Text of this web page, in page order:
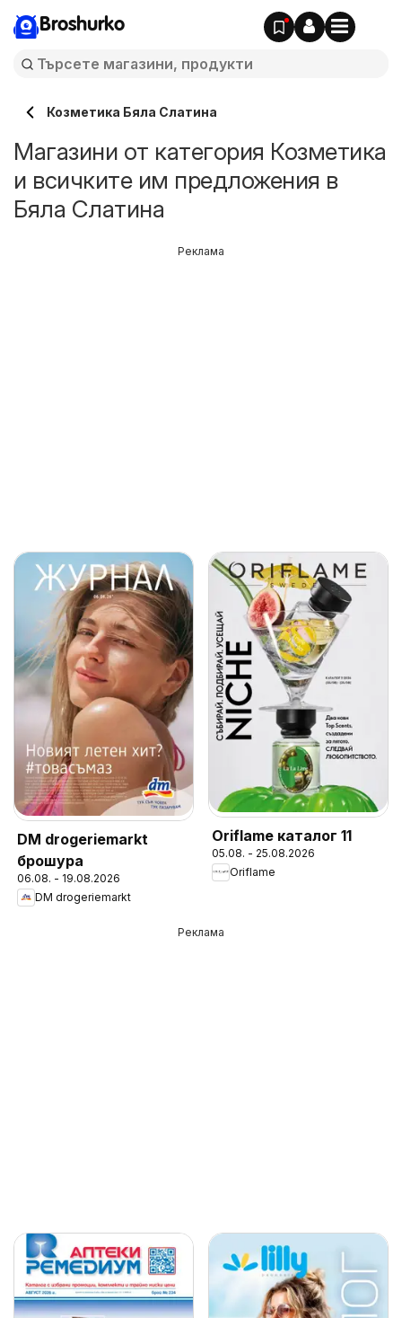
Broshurko
Козметика Бяла Слатина
Магазини от категория Козметика
и всичките им предложения в
Бяла Слатина
DM drogeriemarkt
брошура
06.08. - 19.08.2026
DM drogeriemarkt
Oriflame каталог 11
05.08. - 25.08.2026
Oriflame
Реклама
Реклама